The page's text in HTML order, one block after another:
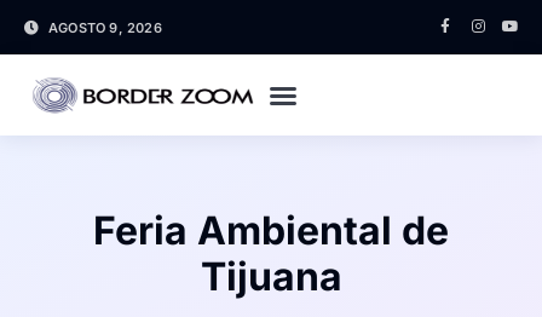
AGOSTO 9, 2026
Feria Ambiental de
Tijuana